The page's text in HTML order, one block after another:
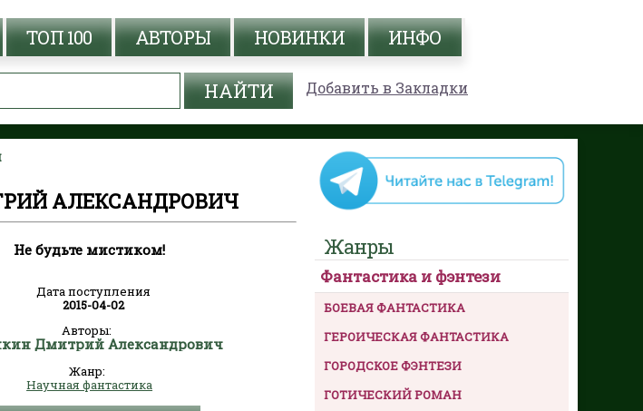
ТОП 100 АВТОРЫ НОВИНКИ ИНФО
Добавить в Закладки
АЛЕКСАНДРОВИЧ
Не будьте мистиком!
Дата поступления
2015-04-02
Авторы:
Дмитрий Александрович
Жанр:
Научная фантастика
Жанры
Фантастика и фэнтези
БОЕВАЯ ФАНТАСТИКА
ГЕРОИЧЕСКАЯ ФАНТАСТИКА
ГОРОДСКОЕ ФЭНТЕЗИ
ГОТИЧЕСКИЙ РОМАН